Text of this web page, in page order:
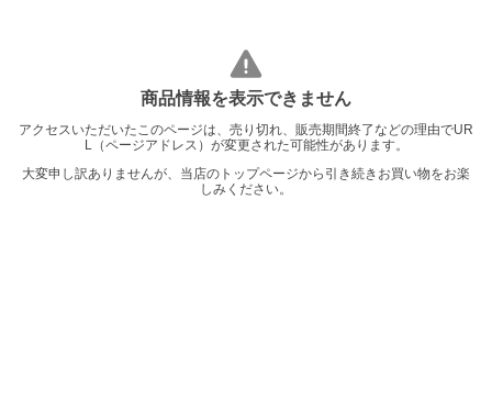
商品情報を表示できません
アクセスいただいたこのページは、売り切れ、販売期間終了などの理由でUR
L（ページアドレス）が変更された可能性があります。
大変申し訳ありませんが、当店のトップページから引き続きお買い物をお楽
しみください。